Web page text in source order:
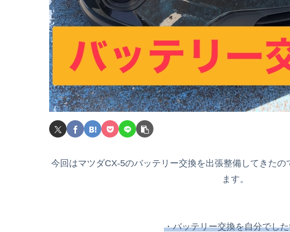
今回はマツダCX-5のバッテリー交換を出張整備してきた
ます。
・バッテリー交換を自分でし